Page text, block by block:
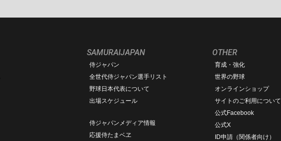
SAMURAIJAPAN
侍ジャパン
全世代侍ジャパン選手リスト
野球日本代表について
出場スケジュール
侍ジャパンメディア情報
応援侍たまベヱ
OTHER
育成・強化
世界の野球
オンラインショップ
サイトのご利用について
公式Facebook
公式X
ID申請（関係者向け）